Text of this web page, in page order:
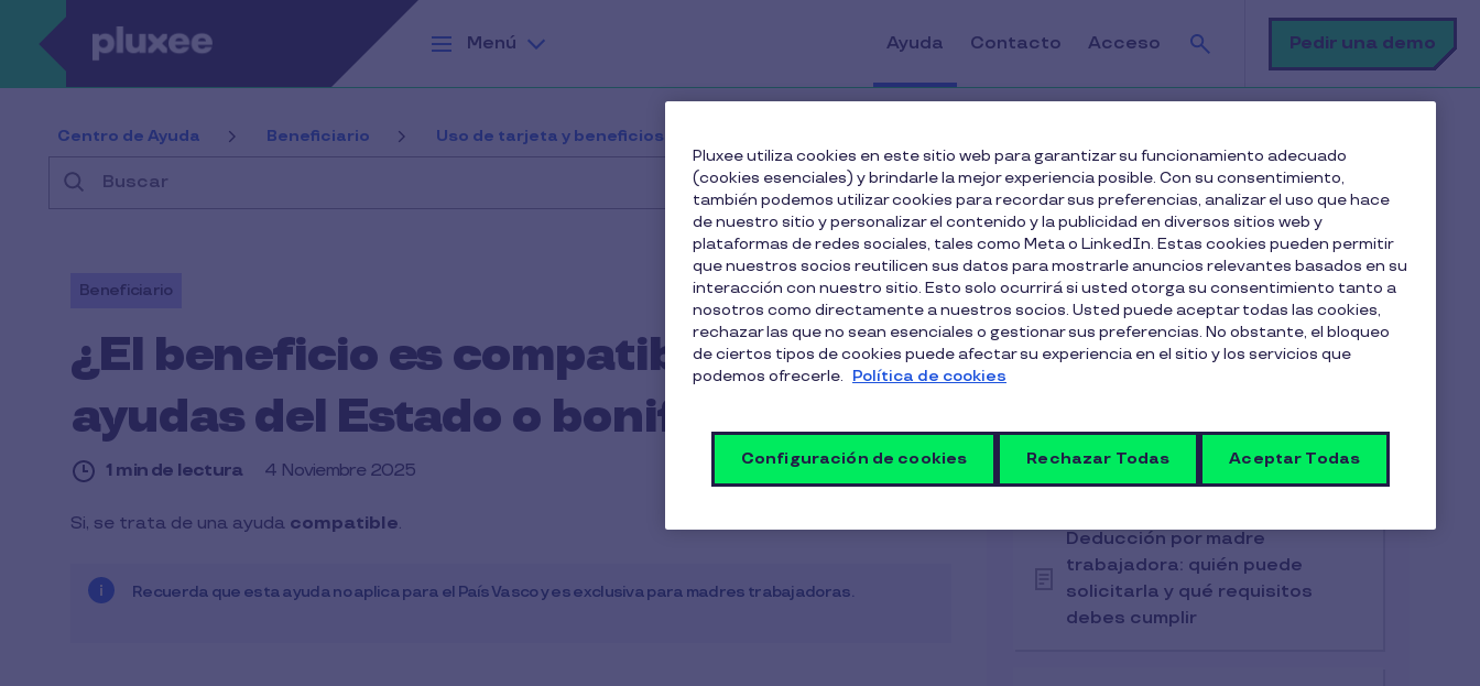
Pasar al contenido principal
Menú
Ayuda Contacto Acceso
Buscar
Pedir una demo
Centro de Ayuda Beneficiario Uso de tarjeta y beneficios
Beneficiario
¿El beneficio es compatible con
ayudas del Estado o bonificaciones?
1 min de lectura 4 Noviembre 2025
1
min
lectura
Si, se trata de una ayuda compatible.
Recuerda que esta ayuda no aplica para el País Vasco y es exclusiva para madres trabajadoras.
Artículos en esta categoría
Uso de tarjeta y beneficios
¿Cómo solicito una guardería
en Cobee by Pluxee?
Deducción por madre
trabajadora: quién puede
solicitarla y qué requisitos
debes cumplir
Pluxee utiliza cookies en este sitio web para garantizar su funcionamiento adecuado
(cookies esenciales) y brindarle la mejor experiencia posible. Con su consentimiento,
también podemos utilizar cookies para recordar sus preferencias, analizar el uso que hace
de nuestro sitio y personalizar el contenido y la publicidad en diversos sitios web y
plataformas de redes sociales, tales como Meta o LinkedIn. Estas cookies pueden permitir
que nuestros socios reutilicen sus datos para mostrarle anuncios relevantes basados en su
interacción con nuestro sitio. Esto solo ocurrirá si usted otorga su consentimiento tanto a
nosotros como directamente a nuestros socios. Usted puede aceptar todas las cookies,
rechazar las que no sean esenciales o gestionar sus preferencias. No obstante, el bloqueo
de ciertos tipos de cookies puede afectar su experiencia en el sitio y los servicios que
podemos ofrecerle. Política de cookies
Configuración de cookies Rechazar Todas Aceptar Todas